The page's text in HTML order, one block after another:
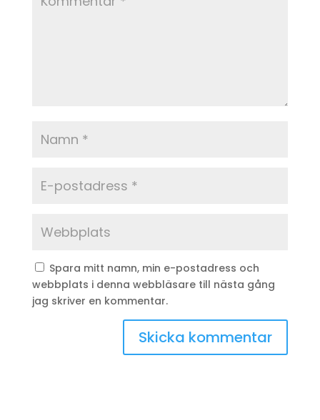
Spara mitt namn, min e-postadress och
webbplats i denna webbläsare till nästa gång
jag skriver en kommentar.